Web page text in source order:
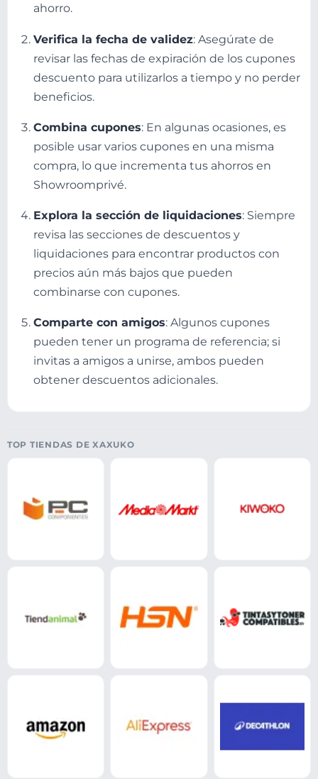
ahorro.
Verifica la fecha de validez: Asegúrate de
revisar las fechas de expiración de los cupones
descuento para utilizarlos a tiempo y no perder
beneficios.
Combina cupones: En algunas ocasiones, es
posible usar varios cupones en una misma
compra, lo que incrementa tus ahorros en
Showroomprivé.
Explora la sección de liquidaciones: Siempre
revisa las secciones de descuentos y
liquidaciones para encontrar productos con
precios aún más bajos que pueden
combinarse con cupones.
Comparte con amigos: Algunos cupones
pueden tener un programa de referencia; si
invitas a amigos a unirse, ambos pueden
obtener descuentos adicionales.
TOP TIENDAS DE XAXUKO